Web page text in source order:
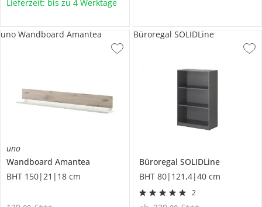
Lieferzeit: bis zu 4 Werktage
uno
Wandboard Amantea
BHT 150|21|18 cm
uno Wandboard Amantea
Büroregal SOLIDLine
BHT 80|121,4|40 cm
2
Büroregal SOLIDLine